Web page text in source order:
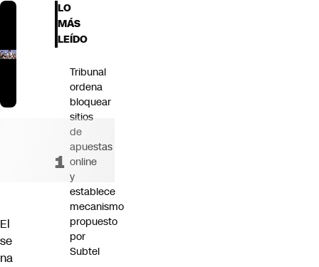
El
se
na
LO
MÁS
LEÍDO
Tribunal
ordena
bloquear
sitios
de
apuestas
online
y
establece
mecanismo
propuesto
por
Subtel